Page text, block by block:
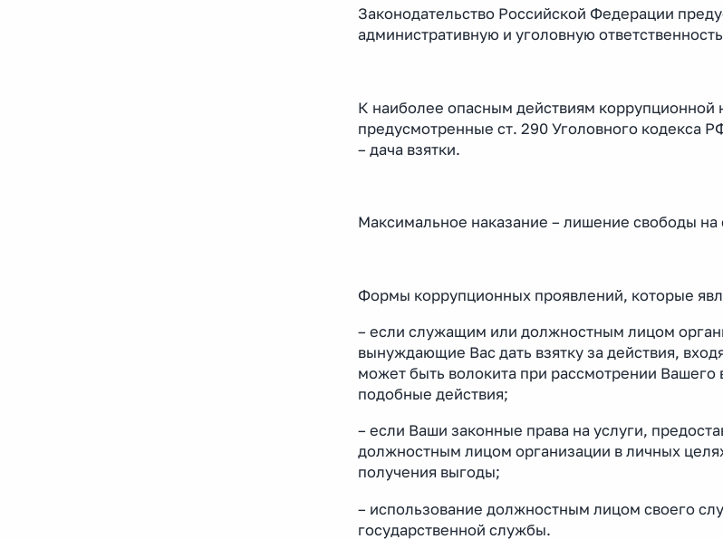
Законодательство Российской Федерации
административную и уголовную
К наиболее опасным действиям коррупционной
предусмотренные ст. 290 Уголовного кодекса
– дача взятки.
Максимальное наказание – лишение свободы на
Формы коррупционных проявлений, которые
– если служащим или должностным лицом
вынуждающие Вас дать взятку за действия,
может быть волокита при рассмотрении Вашего
подобные действия;
– если Ваши законные права на услуги,
должностным лицом организации в личных
получения выгоды;
– использование должностным лицом своего
государственной службы.